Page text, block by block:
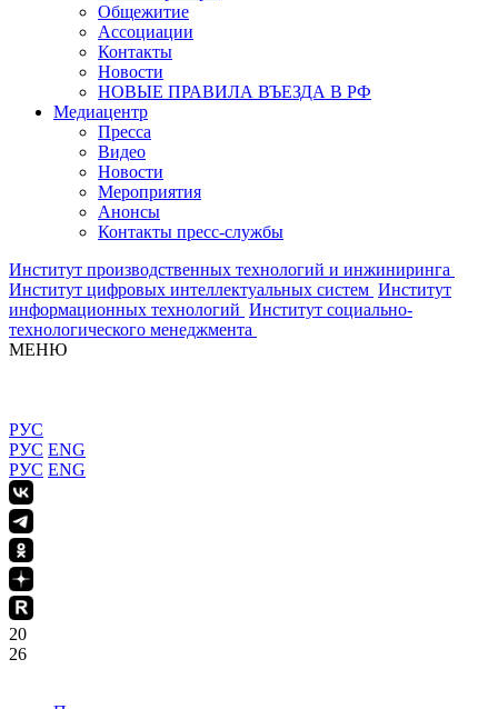
Общежитие
Ассоциации
Контакты
Новости
НОВЫЕ ПРАВИЛА ВЪЕЗДА В РФ
Медиацентр
Пресса
Видео
Новости
Мероприятия
Анонсы
Контакты пресс-службы
Институт производственных технологий и инжиниринга
Институт цифровых интеллектуальных систем Институт
информационных технологий Институт социально-
технологического менеджмента
МЕНЮ
РУС
РУС ENG
РУС ENG
20
26